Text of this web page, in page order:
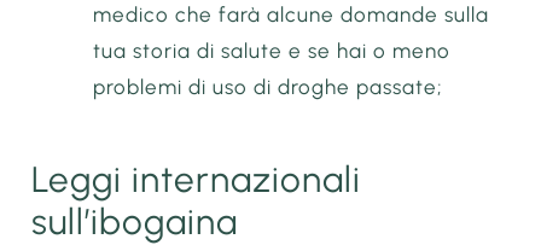
medico che farà alcune domande sulla
tua storia di salute e se hai o meno
problemi di uso di droghe passate;
Leggi internazionali
sull’ibogaina